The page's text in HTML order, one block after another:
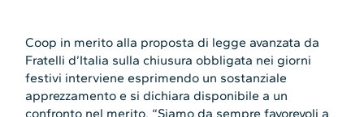
Coop in merito alla proposta di legge avanzata da
Fratelli d’Italia sulla chiusura obbligata nei giorni
festivi interviene esprimendo un sostanziale
apprezzamento e si dichiara disponibile a un
confronto nel merito. “Siamo da sempre favorevoli a